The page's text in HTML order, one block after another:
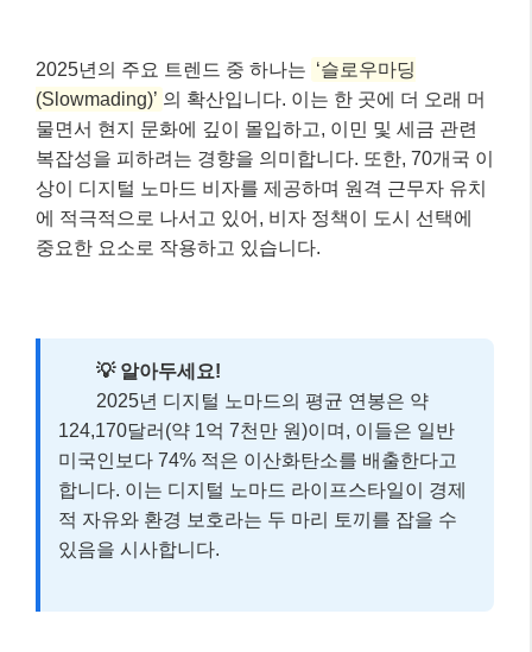
2025년의 주요 트렌드 중 하나는 ‘슬로우마딩
(Slowmading)’ 의 확산입니다. 이는 한 곳에 더 오래 머
물면서 현지 문화에 깊이 몰입하고, 이민 및 세금 관련
복잡성을 피하려는 경향을 의미합니다. 또한, 70개국 이
상이 디지털 노마드 비자를 제공하며 원격 근무자 유치
에 적극적으로 나서고 있어, 비자 정책이 도시 선택에
중요한 요소로 작용하고 있습니다.
💡 알아두세요!
2025년 디지털 노마드의 평균 연봉은 약
124,170달러(약 1억 7천만 원)이며, 이들은 일반
미국인보다 74% 적은 이산화탄소를 배출한다고
합니다. 이는 디지털 노마드 라이프스타일이 경제
적 자유와 환경 보호라는 두 마리 토끼를 잡을 수
있음을 시사합니다.